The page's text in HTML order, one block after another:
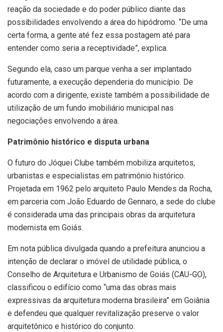
reação da sociedade e do poder público diante das
possibilidades envolvendo a área do hipódromo. “De uma
certa forma, a gente até fez essa postagem até para
entender como seria a receptividade”, explica.
Segundo ela, caso um parque venha a ser implantado
futuramente, a execução dependeria do município. De
acordo com a dirigente, existe também a possibilidade de
utilização de um fundo imobiliário municipal nas
negociações envolvendo a área.
Patrimônio histórico e disputa urbana
O futuro do Jóquei Clube também mobiliza arquitetos,
urbanistas e especialistas em patrimônio histórico.
Projetada em 1962 pelo arquiteto Paulo Mendes da Rocha,
em parceria com João Eduardo de Gennaro, a sede do clube
é considerada uma das principais obras da arquitetura
modernista em Goiás.
Em nota pública divulgada quando a prefeitura anunciou a
intenção de declarar o imóvel de utilidade pública, o
Conselho de Arquitetura e Urbanismo de Goiás (CAU-GO),
classificou o edifício como “uma das obras mais
expressivas da arquitetura moderna brasileira” em Goiânia
e defendeu que qualquer revitalização preserve o valor
arquitetônico e histórico do conjunto.